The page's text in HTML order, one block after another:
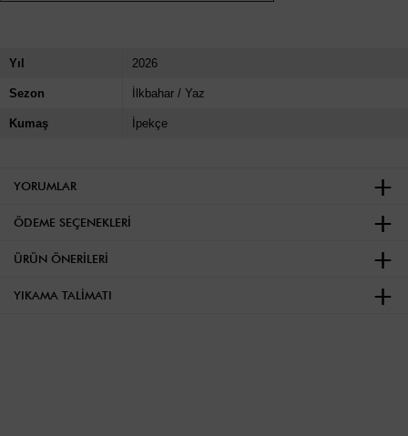
Yıl 2026
Sezon İlkbahar / Yaz
Kumaş İpekçe
YORUMLAR
ÖDEME SEÇENEKLERI
ÜRÜN ÖNERILERI
YIKAMA TALIMATI